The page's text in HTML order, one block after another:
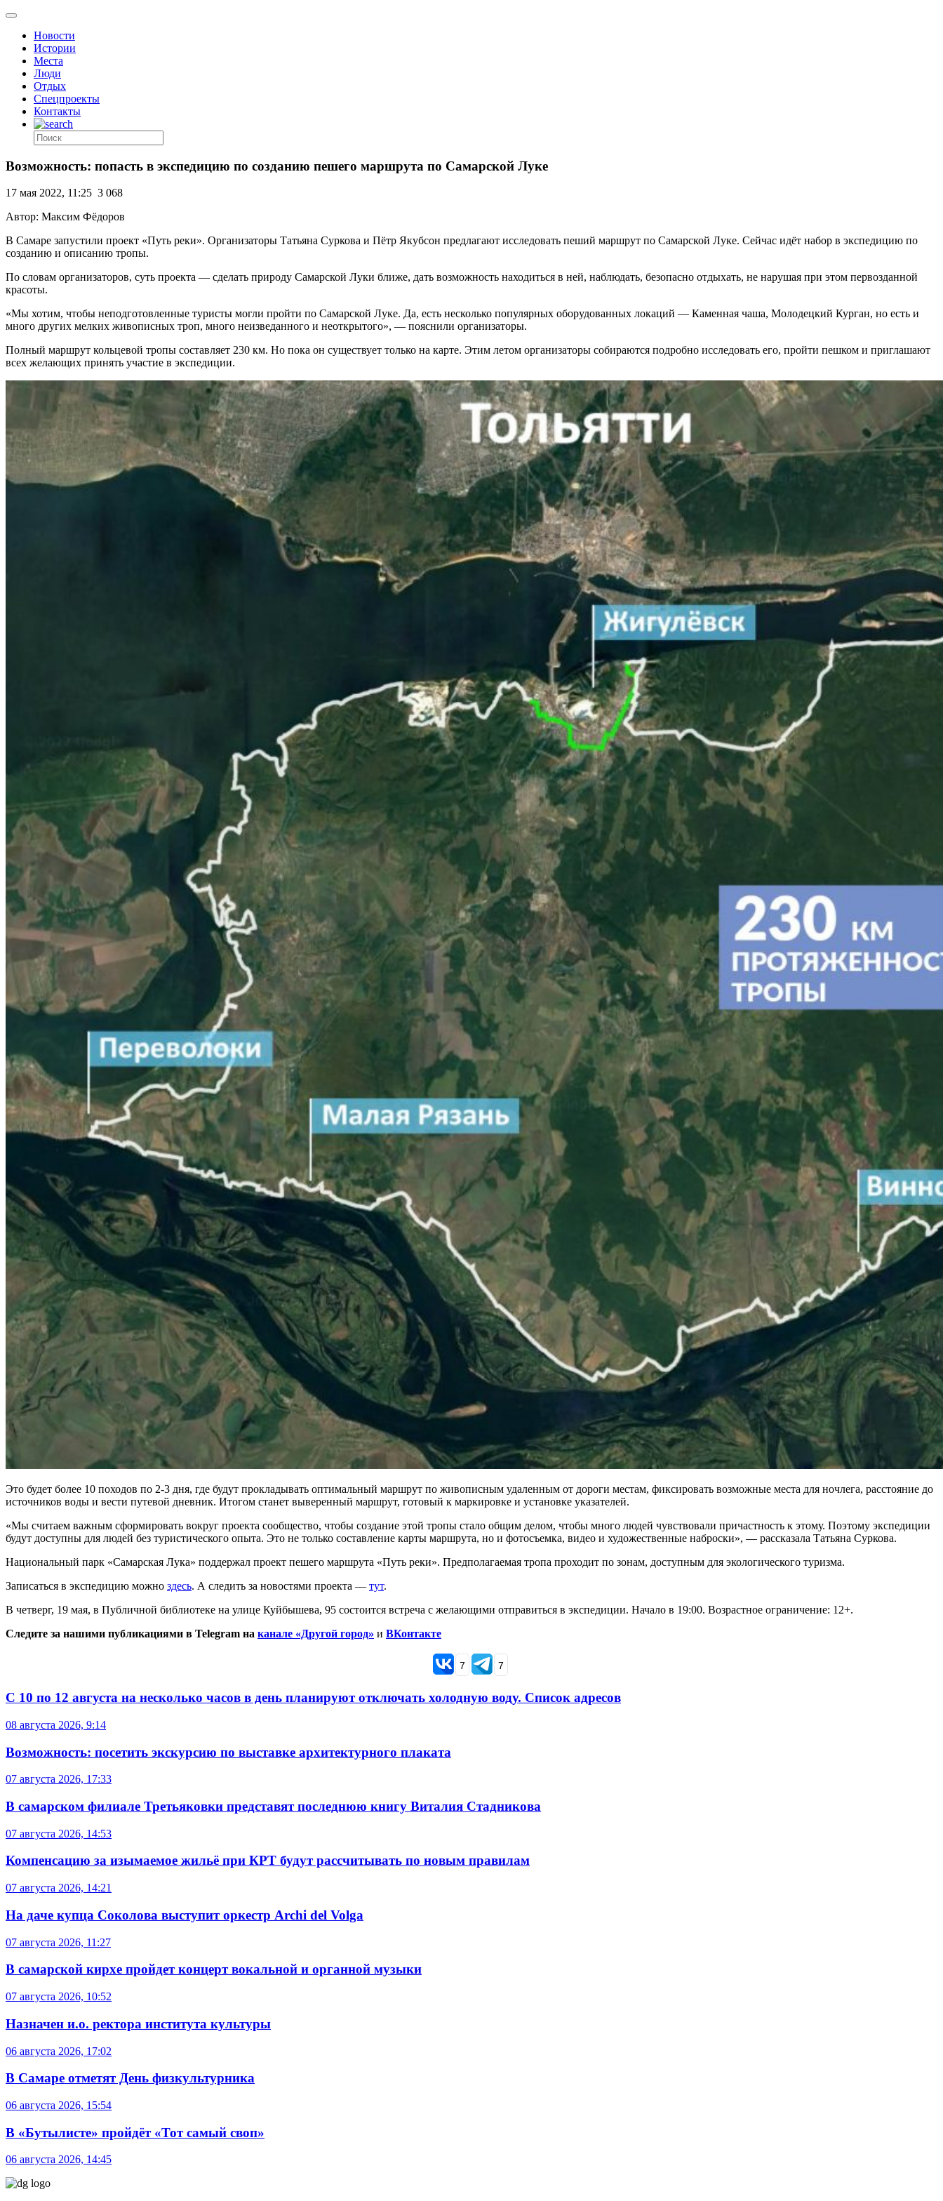
Новости
Истории
Места
Люди
Отдых
Спецпроекты
Контакты
Возможность: попасть в экспедицию по созданию пешего маршрута по Самарской Луке
17 мая 2022, 11:25 3 068
Автор: Максим Фёдоров
В Самаре запустили проект «Путь реки». Организаторы Татьяна Суркова и Пётр Якубсон предлагают исследовать пеший маршрут по Самарской Луке. Сейчас идёт набор в экспедицию по
созданию и описанию тропы.
По словам организаторов, суть проекта — сделать природу Самарской Луки ближе, дать возможность находиться в ней, наблюдать, безопасно отдыхать, не нарушая при этом первозданной
красоты.
«Мы хотим, чтобы неподготовленные туристы могли пройти по Самарской Луке. Да, есть несколько популярных оборудованных локаций — Каменная чаша, Молодецкий Курган, но есть и
много других мелких живописных троп, много неизведанного и неоткрытого», — пояснили организаторы.
Полный маршрут кольцевой тропы составляет 230 км. Но пока он существует только на карте. Этим летом организаторы собираются подробно исследовать его, пройти пешком и приглашают
всех желающих принять участие в экспедиции.
Это будет более 10 походов по 2-3 дня, где будут прокладывать оптимальный маршрут по живописным удаленным от дороги местам, фиксировать возможные места для ночлега, расстояние до
источников воды и вести путевой дневник. Итогом станет выверенный маршрут, готовый к маркировке и установке указателей.
«Мы считаем важным сформировать вокруг проекта сообщество, чтобы создание этой тропы стало общим делом, чтобы много людей чувствовали причастность к этому. Поэтому экспедиции
будут доступны для людей без туристического опыта. Это не только составление карты маршрута, но и фотосъемка, видео и художественные наброски», — рассказала Татьяна Суркова.
Национальный парк «Самарская Лука» поддержал проект пешего маршрута «Путь реки». Предполагаемая тропа проходит по зонам, доступным для экологического туризма.
Записаться в экспедицию можно здесь. А следить за новостями проекта — тут.
В четверг, 19 мая, в Публичной библиотеке на улице Куйбышева, 95 состоится встреча с желающими отправиться в экспедиции. Начало в 19:00. Возрастное ограничение: 12+.
Следите за нашими публикациями в Telegram на канале «Другой город» и ВКонтакте
7 7
С 10 по 12 августа на несколько часов в день планируют отключать холодную воду. Список адресов
08 августа 2026, 9:14
Возможность: посетить экскурсию по выставке архитектурного плаката
07 августа 2026, 17:33
В самарском филиале Третьяковки представят последнюю книгу Виталия Стадникова
07 августа 2026, 14:53
Компенсацию за изымаемое жильё при КРТ будут рассчитывать по новым правилам
07 августа 2026, 14:21
На даче купца Соколова выступит оркестр Archi del Volga
07 августа 2026, 11:27
В самарской кирхе пройдет концерт вокальной и органной музыки
07 августа 2026, 10:52
Назначен и.о. ректора института культуры
06 августа 2026, 17:02
В Самаре отметят День физкультурника
06 августа 2026, 15:54
В «Бутылисте» пройдёт «Тот самый своп»
06 августа 2026, 14:45